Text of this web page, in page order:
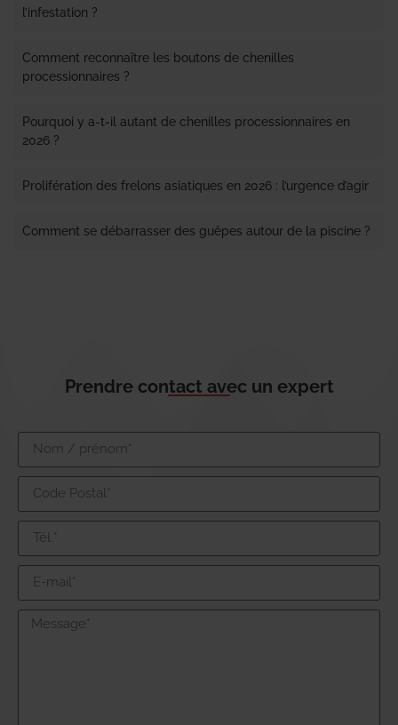
l’infestation ?
Comment reconnaître les boutons de chenilles
processionnaires ?
Pourquoi y a-t-il autant de chenilles processionnaires en
2026 ?
Prolifération des frelons asiatiques en 2026 : l’urgence d’agir
Comment se débarrasser des guêpes autour de la piscine ?
Prendre contact avec un expert